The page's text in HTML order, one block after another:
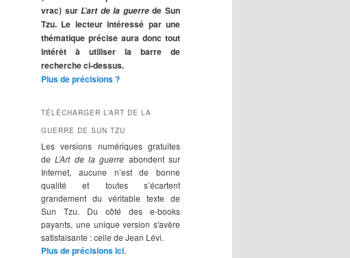
r
c
h
e
vrac) surL’art de la guerrede Sun
Tzu. Le lecteur intéressé par une
thématique précise aura donc tout
intérêt à utiliser la barre de
recherche ci-dessus.
Plus de précisions ?
TÉLÉCHARGER L’ART DE LA
GUERRE DE SUN TZU
Les versions numériques gratuites
deL’Art de la guerre abondent sur
Internet, aucune n’est de bonne
qualité et toutes s’écartent
grandement du véritable texte de
Sun Tzu. Du côté des e-books
payants, une unique version s'avère
satisfaisante : celle de Jean Lévi.
Plus de précisions ici.